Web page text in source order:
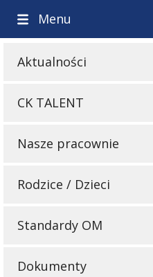
Menu
Aktualności
CK TALENT
Nasze pracownie
Rodzice / Dzieci
Standardy OM
Dokumenty